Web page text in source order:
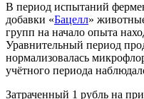
В период испытаний
добавки «Бацелл»
групп на начало опыта
Уравнительный период
нормализовалась
учётного периода
Затраченный 1 рубль на